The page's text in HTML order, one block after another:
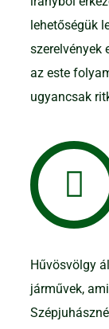
lehetőségük
szerelvények
az este
ugyancsak
Hűvösvölgy
járművek,